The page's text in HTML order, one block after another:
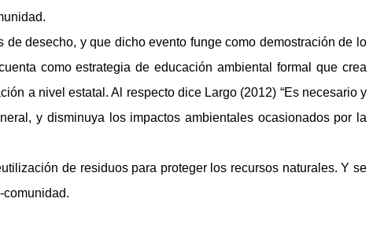
desecho, y que dicho evento funge como demostración de lo
como estrategia de educación ambiental formal que crea
a nivel estatal. Al respecto dice Largo (2012) “Es necesario y
y disminuya los impactos ambientales ocasionados por la
de residuos para proteger los recursos naturales. Y se
comunidad.